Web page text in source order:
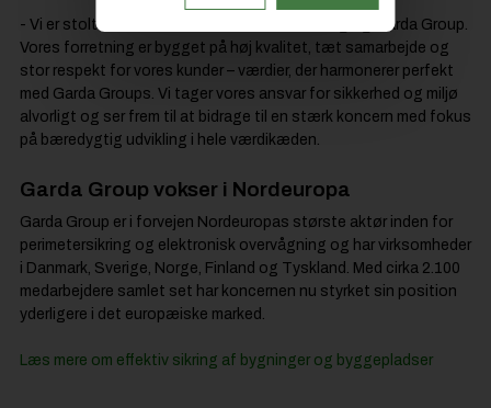
- Vi er stolte over at blive en del af KIBO Sikring og Garda Group.
Vores forretning er bygget på høj kvalitet, tæt samarbejde og
stor respekt for vores kunder – værdier, der harmonerer perfekt
med Garda Groups. Vi tager vores ansvar for sikkerhed og miljø
alvorligt og ser frem til at bidrage til en stærk koncern med fokus
på bæredygtig udvikling i hele værdikæden.
Garda Group vokser i Nordeuropa
Garda Group er i forvejen Nordeuropas største aktør inden for
perimetersikring og elektronisk overvågning og har virksomheder
i Danmark, Sverige, Norge, Finland og Tyskland. Med cirka 2.100
medarbejdere samlet set har koncernen nu styrket sin position
yderligere i det europæiske marked.
Læs mere om effektiv sikring af bygninger og byggepladser